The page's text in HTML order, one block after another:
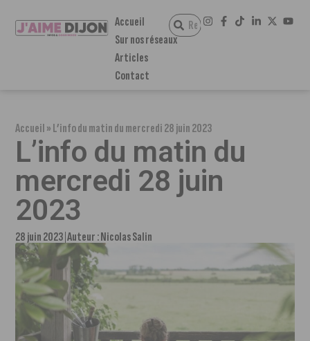
Accueil
Sur nos réseaux
Articles
Contact
Accueil»L’info du matin du mercredi 28 juin 2023
L’info du matin du
mercredi 28 juin
2023
28 juin 2023 Auteur :Nicolas Salin